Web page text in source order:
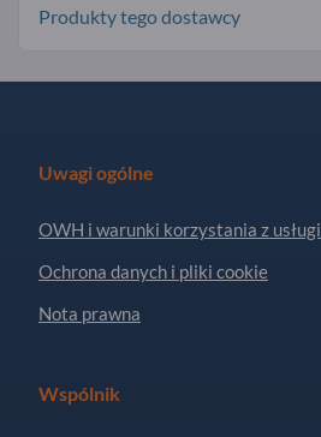
Produkty tego dostawcy
Uwagi ogólne
OWH i warunki korzystania z usługi
Ochrona danych i pliki cookie
Nota prawna
Wspólnik